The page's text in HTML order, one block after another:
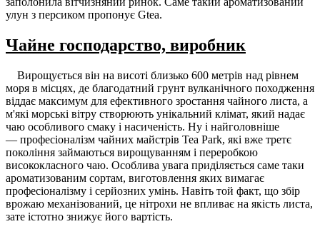
улун з персиком пропонує Gtea.
Чайне господарство, виробник
Вирощується він на висоті близько 600 метрів над рівнем
моря в місцях, де благодатний грунт вулканічного походження
віддає максимум для ефективного зростання чайного листа, а
м'які морські вітру створюють унікальний клімат, який надає
чаю особливого смаку і насиченість. Ну і найголовніше
— професіоналізм чайних майстрів Tea Park, які вже третє
покоління займаються вирощуванням і переробкою
висококласного чаю. Особлива увага приділяється саме таки
ароматизованим сортам, виготовлення яких вимагає
професіоналізму і серйозних умінь. Навіть той факт, що збір
врожаю механізований, це нітрохи не впливає на якість листа,
зате істотно знижує його вартість.